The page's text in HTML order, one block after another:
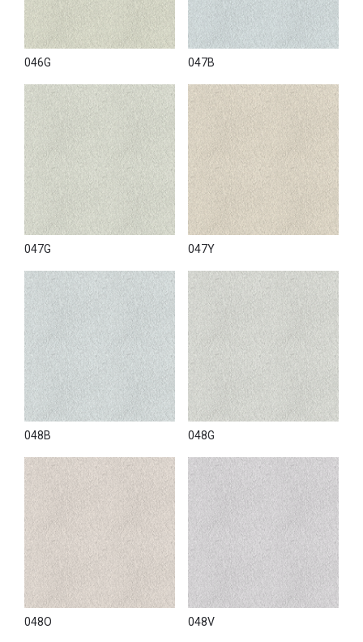
046G 047B
047G 047Y
048B 048G
048O 048V